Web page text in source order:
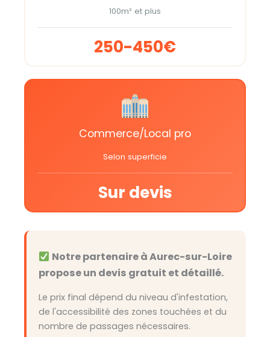
100m² et plus
250-450€
Commerce/Local pro
Selon superficie
Sur devis
Notre partenaire à Aurec-sur-Loire
propose un devis gratuit et détaillé.
Le prix final dépend du niveau d'infestation,
de l'accessibilité des zones touchées et du
nombre de passages nécessaires.